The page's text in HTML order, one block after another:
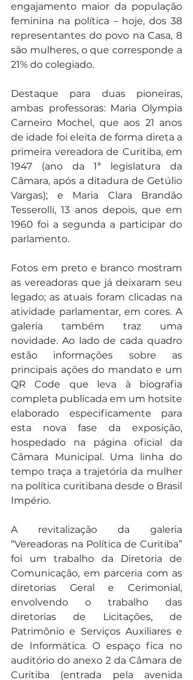
engajamento maior da população
feminina na política – hoje, dos 38
representantes do povo na Casa, 8
são mulheres, o que corresponde a
21% do colegiado.
Destaque para duas pioneiras,
ambas professoras: Maria Olympia
Carneiro Mochel, que aos 21 anos
de idade foi eleita de forma direta a
primeira vereadora de Curitiba, em
1947 (ano da 1ª legislatura da
Câmara, após a ditadura de Getúlio
Vargas); e Maria Clara Brandão
Tesserolli, 13 anos depois, que em
1960 foi a segunda a participar do
parlamento.
Fotos em preto e branco mostram
as vereadoras que já deixaram seu
legado; as atuais foram clicadas na
atividade parlamentar, em cores. A
galeria também traz uma
novidade. Ao lado de cada quadro
estão informações sobre as
principais ações do mandato e um
QR Code que leva à biografia
completa publicada em um hotsite
elaborado especificamente para
esta nova fase da exposição,
hospedado na página oficial da
Câmara Municipal. Uma linha do
tempo traça a trajetória da mulher
na política curitibana desde o Brasil
Império.
A revitalização da galeria
“Vereadoras na Política de Curitiba”
foi um trabalho da Diretoria de
Comunicação, em parceria com as
diretorias Geral e Cerimonial,
envolvendo o trabalho das
diretorias de Licitações, de
Patrimônio e Serviços Auxiliares e
de Informática. O espaço fica no
auditório do anexo 2 da Câmara de
Curitiba (entrada pela avenida